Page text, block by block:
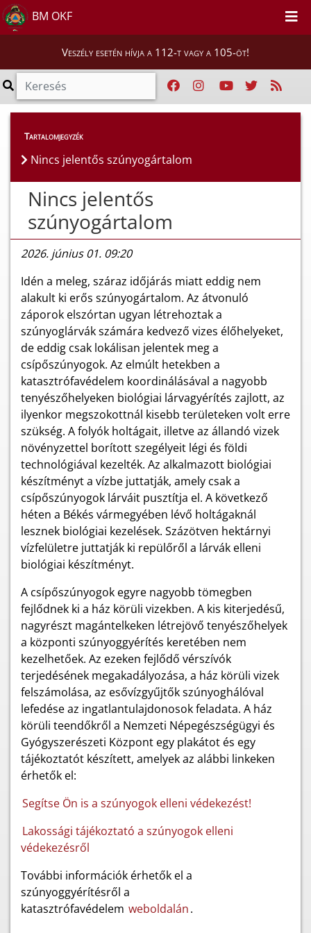
BM OKF
Veszély esetén hívja a 112-t vagy a 105-öt!
Híreink > Hírek
Tartalomjegyzék
Nincs jelentős szúnyogártalom
Nincs jelentős
szúnyogártalom
2026. június 01. 09:20
Idén a meleg, száraz időjárás miatt eddig nem
alakult ki erős szúnyogártalom. Az átvonuló
záporok elszórtan ugyan létrehoztak a
szúnyoglárvák számára kedvező vizes élőhelyeket,
de eddig csak lokálisan jelentek meg a
csípőszúnyogok. Az elmúlt hetekben a
katasztrófavédelem koordinálásával a nagyobb
tenyészőhelyeken biológiai lárvagyérítés zajlott, az
ilyenkor megszokottnál kisebb területeken volt erre
szükség. A folyók holtágait, illetve az állandó vizek
növényzettel borított szegélyeit légi és földi
technológiával kezelték. Az alkalmazott biológiai
készítményt a vízbe juttatják, amely csak a
csípőszúnyogok lárváit pusztítja el. A következő
héten a Békés vármegyében lévő holtágaknál
lesznek biológiai kezelések. Százötven hektárnyi
vízfelületre juttatják ki repülőről a lárvák elleni
biológiai készítményt.
A csípőszúnyogok egyre nagyobb tömegben
fejlődnek ki a ház körüli vizekben. A kis kiterjedésű,
nagyrészt magántelkeken létrejövő tenyészőhelyek
a központi szúnyoggyérítés keretében nem
kezelhetőek. Az ezeken fejlődő vérszívók
terjedésének megakadályozása, a ház körüli vizek
felszámolása, az esővízgyűjtők szúnyoghálóval
lefedése az ingatlantulajdonosok feladata. A ház
körüli teendőkről a Nemzeti Népegészségügyi és
Gyógyszerészeti Központ egy plakátot és egy
tájékoztatót készített, amelyek az alábbi linkeken
érhetők el:
Segítse Ön is a szúnyogok elleni védekezést!
Lakossági tájékoztató a szúnyogok elleni
védekezésről
További információk érhetők el a
szúnyoggyérítésről a
katasztrófavédelem weboldalán.